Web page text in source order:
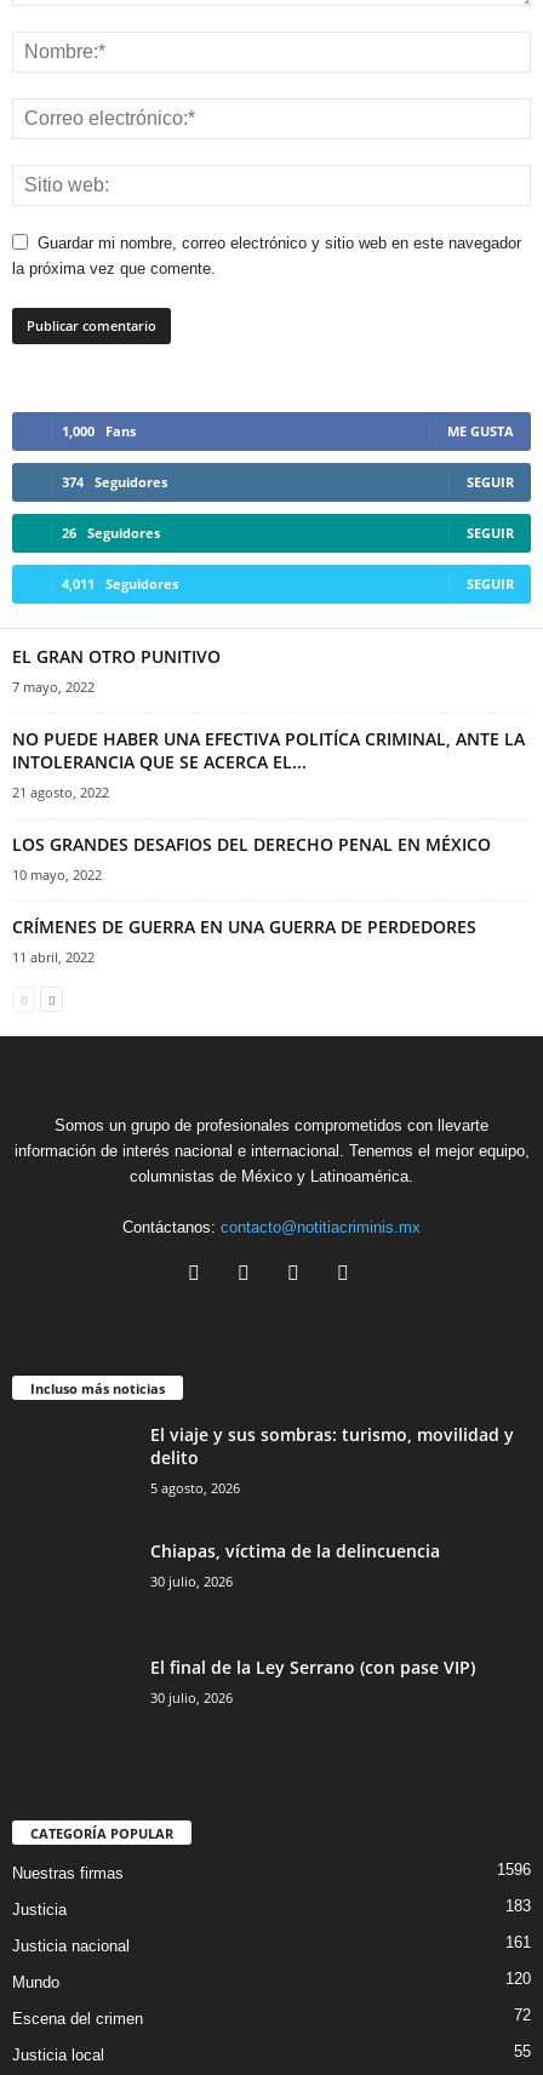
Guardar mi nombre, correo electrónico y sitio web en este navegador
la próxima vez que comente.
1,000 Fans ME GUSTA
374 Seguidores SEGUIR
26 Seguidores SEGUIR
4,011 Seguidores SEGUIR
EL GRAN OTRO PUNITIVO
7 mayo, 2022
NO PUEDE HABER UNA EFECTIVA POLITÍCA CRIMINAL, ANTE LA
INTOLERANCIA QUE SE ACERCA EL...
21 agosto, 2022
LOS GRANDES DESAFIOS DEL DERECHO PENAL EN MÉXICO
10 mayo, 2022
CRÍMENES DE GUERRA EN UNA GUERRA DE PERDEDORES
11 abril, 2022
Somos un grupo de profesionales comprometidos con llevarte
información de interés nacional e internacional. Tenemos el mejor equipo,
columnistas de México y Latinoamérica.
Contáctanos: contacto@notitiacriminis.mx
Incluso más noticias
El viaje y sus sombras: turismo, movilidad y
delito
5 agosto, 2026
Chiapas, víctima de la delincuencia
30 julio, 2026
El final de la Ley Serrano (con pase VIP)
30 julio, 2026
CATEGORÍA POPULAR
Nuestras firmas 1596
Justicia 183
Justicia nacional 161
Mundo 120
Escena del crimen 72
Justicia local 55